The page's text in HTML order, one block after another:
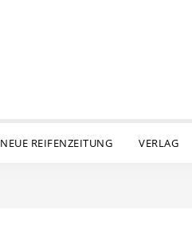
NEUE REIFENZEITUNG VERLAG